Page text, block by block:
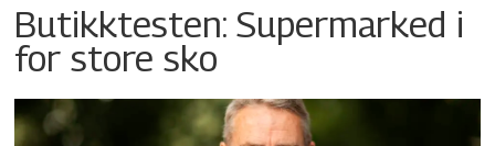
Butikktesten: Supermarked i
for store sko